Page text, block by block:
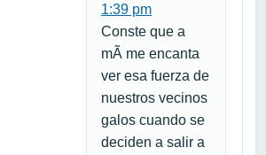
1:39 pm
Conste que a
mÃ­ me encanta
ver esa fuerza de
nuestros vecinos
galos cuando se
deciden a salir a